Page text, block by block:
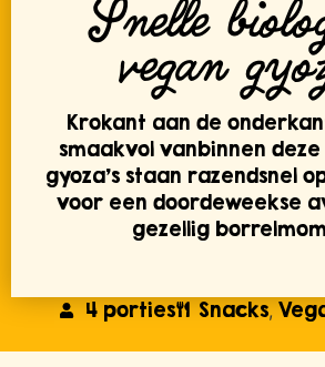
Snelle
vegan
Krokant aan de
smaakvol vanbinnen
gyoza’s staan razendsnel
voor een doordeweekse
gezellig
4 porties Snacks,